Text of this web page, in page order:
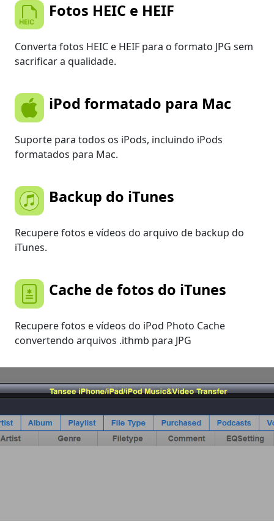
Fotos HEIC e HEIF
Converta fotos HEIC e HEIF para o formato JPG sem
sacrificar a qualidade.
iPod formatado para Mac
Suporte para todos os iPods, incluindo iPods
formatados para Mac.
Backup do iTunes
Recupere fotos e vídeos do arquivo de backup do
iTunes.
Cache de fotos do iTunes
Recupere fotos e vídeos do iPod Photo Cache
convertendo arquivos .ithmb para JPG